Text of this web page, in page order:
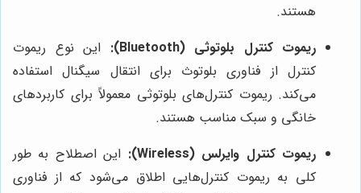
هستند.
ریموت کنترل بلوتوثی (Bluetooth):
این نوع ریموت
کنترل از فناوری بلوتوث برای انتقال سیگنال استفاده
می‌کند. ریموت کنترل‌های بلوتوثی معمولاً برای کاربردهای
خانگی و سبک مناسب هستند.
ریموت کنترل وایرلس (Wireless):
این اصطلاح به طور
کلی به ریموت کنترل‌هایی اطلاق می‌شود که از فناوری